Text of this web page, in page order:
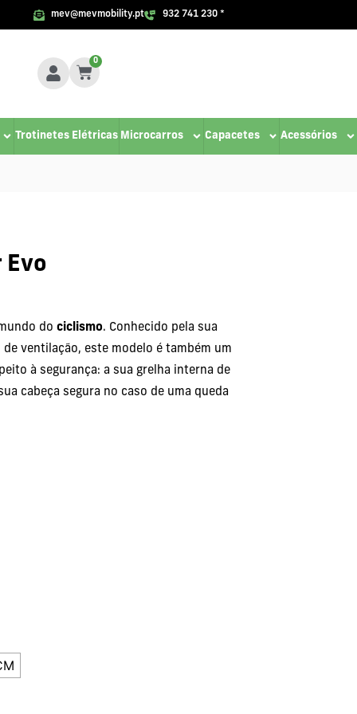
mev@mevmobility.pt 932 741 230 *
0
Trotinetes Elétricas Microcarros Capacetes Acessórios
Evo
do ciclismo. Conhecido pela sua
ventilação, este modelo é também um
à segurança: a sua grelha interna de
cabeça segura no caso de uma queda